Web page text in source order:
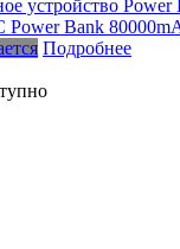
устройство
Power Bank
Подробнее